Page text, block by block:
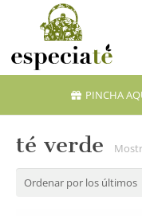
PINCHA
té verde